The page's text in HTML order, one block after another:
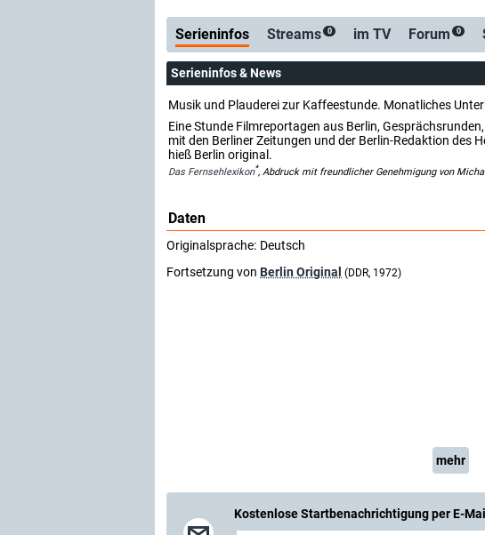
Serieninfos Streams 0 im TV Forum 0
Serieninfos & News
Musik und Plauderei zur Kaffeestunde. Monatliches
Eine Stunde Filmreportagen aus Berlin,
mit den Berliner Zeitungen und der Berlin-Redaktion des
hieß Berlin original.
Das Fernsehlexikon*, Abdruck mit freundlicher Genehmigung von
Daten
Originalsprache: Deutsch
Fortsetzung von Berlin Original (DDR, 1972)
mehr
Kostenlose Startbenachrichtigung per E-Mail